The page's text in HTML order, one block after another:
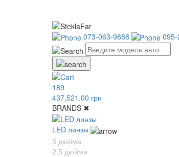
073-063-9888
189
437,521.00 грн
BRANDS ✖
LED линзы
3 дюйма
2.5 дюйма